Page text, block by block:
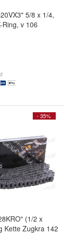
5/8 x 1/4,
Ring, v 106
- 35%
(1/2 x
Kette Zugkra 142